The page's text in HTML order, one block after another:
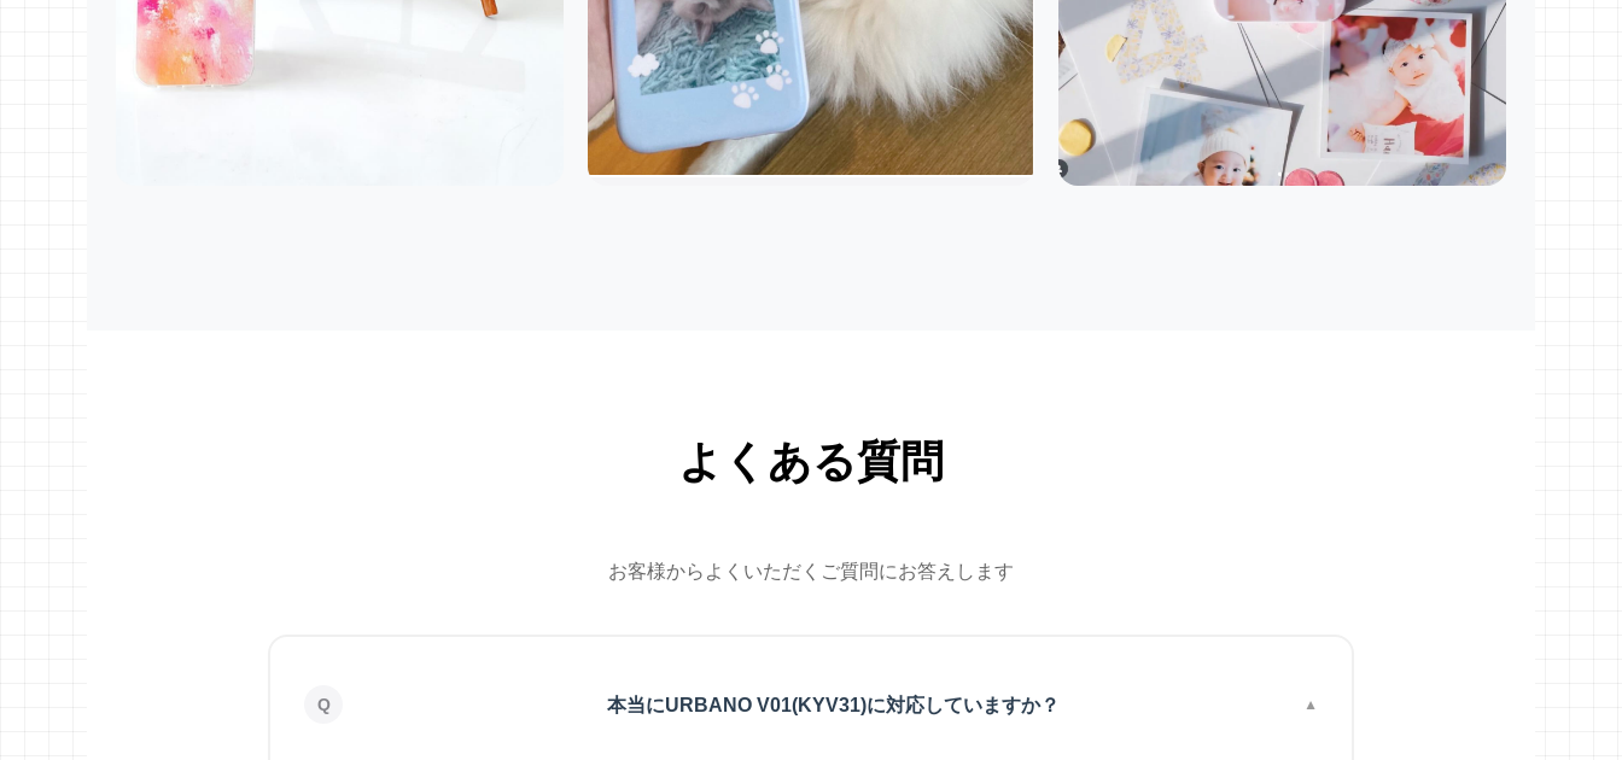
よくある質問
お客様からよくいただくご質問にお答えします
本当にURBANO V01(KYV31)に対応していますか？